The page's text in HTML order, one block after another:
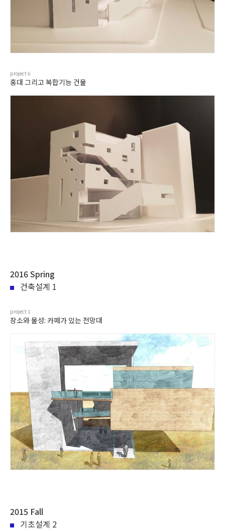
project6
홍대 그리고 복합기능 건물
2016 Spring
건축설계 1
project 1
장소와 물성: 카페가 있는 전망대
2015 Fall
기초설계 2